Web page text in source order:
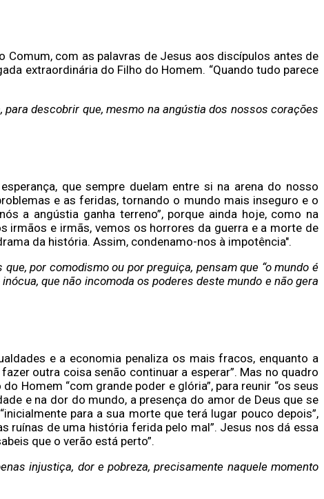
Comum, com as palavras de Jesus aos discípulos antes de
extraordinária do Filho do Homem. “Quando tudo parece
descobrir que, mesmo na angústia dos nossos corações
que sempre duelam entre si na arena do nosso
e as feridas, tornando o mundo mais inseguro e o
a angústia ganha terreno”, porque ainda hoje, como na
irmãos e irmãs, vemos os horrores da guerra e a morte de
da história. Assim, condenamo-nos à impotência".
por comodismo ou por preguiça, pensam que “o mundo é
que não incomoda os poderes deste mundo e não gera
e a economia penaliza os mais fracos, enquanto a
outra coisa senão continuar a esperar”. Mas no quadro
Homem “com grande poder e glória”, para reunir “os seus
e na dor do mundo, a presença do amor de Deus que se
para a sua morte que terá lugar pouco depois”,
ruínas de uma história ferida pelo mal”. Jesus nos dá essa
que o verão está perto”.
injustiça, dor e pobreza, precisamente naquele momento